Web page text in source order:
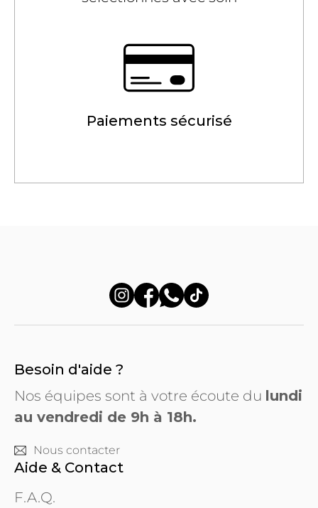
Paiements sécurisé
Besoin d'aide ?
Nos équipes sont à votre écoute du lundi
au vendredi de 9h à 18h.
Nous contacter
Aide & Contact
F.A.Q.